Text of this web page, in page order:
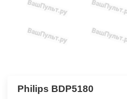
Philips BDP5180